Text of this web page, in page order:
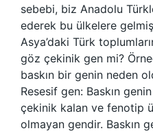
sebebi, biz Anadolu
ederek bu ülkelere
Asya’daki Türk
göz çekinik gen mi?
baskın bir genin neden
Resesif gen: Baskın
çekinik kalan ve fenotip
olmayan gendir. Baskın